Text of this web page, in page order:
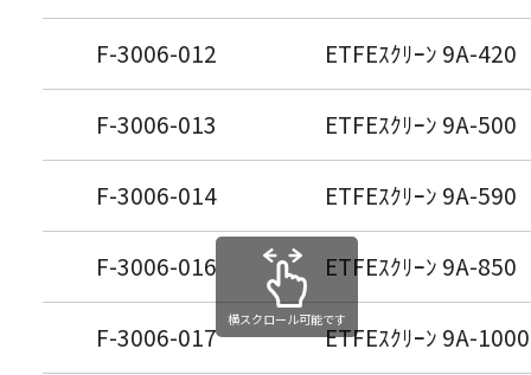
F-3006-012 ETFEｽｸﾘｰﾝ 9A-420
F-3006-013 ETFEｽｸﾘｰﾝ 9A-500
F-3006-014 ETFEｽｸﾘｰﾝ 9A-
F-3006-016 ETFEｽｸﾘｰﾝ 9A-
F-3006-017 ETFEｽｸﾘｰﾝ 9A-
横スクロール可能です